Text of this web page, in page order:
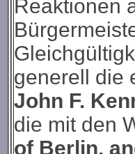
Reaktionen
generell die
John F.
die mit den
of Berlin,